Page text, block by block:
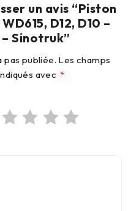
un avis “Piston
D12, D10 –
Sinotruk”
pas publiée. Les champs
avec *